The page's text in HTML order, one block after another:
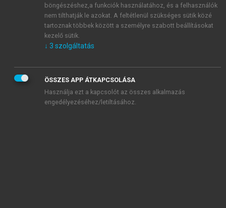
Általános vásárlási feltételeket, valamint a szotar.netés a
mersz.huoldalak licencszerződéseiben foglaltakat
tudomásul veszem és elfogadom.
KIPRÓBÁLOM
böngészéshez,a funkciók használatához, és a felhasználók
nem tilthatják le azokat. A feltétlenül szükséges sütik közé
tartoznak többek között a személyre szabott beállításokat
kezelő sütik.
↓ 3 szolgáltatás
ÖSSZES APP ÁTKAPCSOLÁSA
Használja ezt a kapcsolót az összes alkalmazás
engedélyezéséhez/letiltásához.